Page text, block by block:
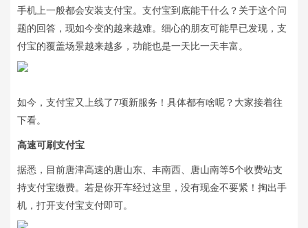
手机上一般都会安装支付宝。支付宝到底能干什么？关于这个问
题的回答，现如今变的越来越难。细心的朋友可能早已发现，支
付宝的覆盖场景越来越多，功能也是一天比一天丰富。
如今，支付宝又上线了7项新服务！具体都有啥呢？大家接着往
下看。
高速可刷支付宝
据悉，目前唐津高速的唐山东、丰南西、唐山南等5个收费站支
持支付宝缴费。若是你开车经过这里，没有现金不要紧！掏出手
机，打开支付宝支付即可。